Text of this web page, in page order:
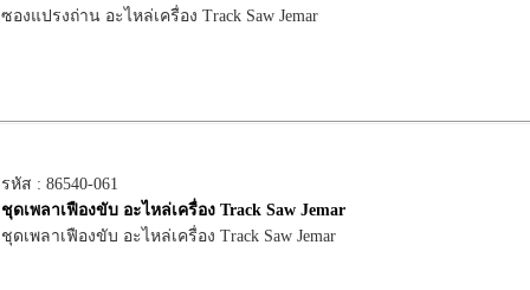
ซองแปรงถ่าน อะไหล่เครื่อง Track Saw Jemar
รหัส : 86540-061
ชุดเพลาเฟืองขับ อะไหล่เครื่อง Track Saw Jemar
ชุดเพลาเฟืองขับ อะไหล่เครื่อง Track Saw Jemar